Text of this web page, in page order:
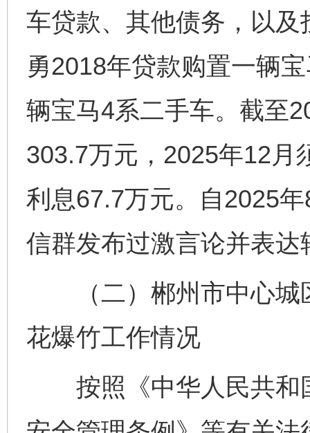
车贷款、其他债务，以
勇2018年贷款购置一辆
辆宝马4系二手车。截至
303.7万元，2025年12月
利息67.7万元。自2025
信群发布过激言论并表达
（二）郴州市中心城
花爆竹工作情况
按照《中华人民共和